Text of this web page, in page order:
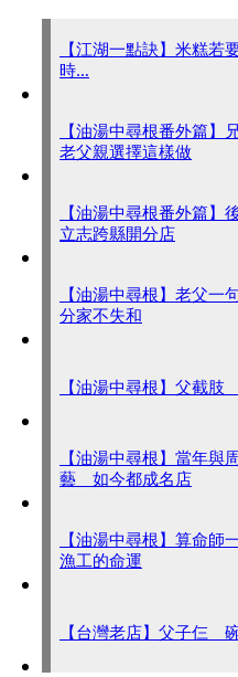
【江湖一點訣】米糕
時…
【油湯中尋根番外篇
老父親選擇這樣做
【油湯中尋根番外篇
立志跨縣開分店
【油湯中尋根】老父
分家不失和
【油湯中尋根】父截
【油湯中尋根】當年與
藝 如今都成名店
【油湯中尋根】算命
漁工的命運
【台灣老店】父子仨